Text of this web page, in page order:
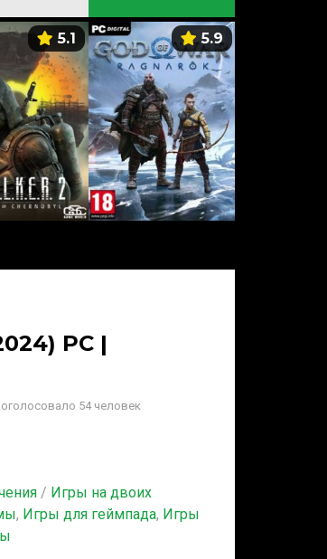
5.1 5.9
PC |
54человек
/ Игры на двоих
, Игры для геймпада, Игры